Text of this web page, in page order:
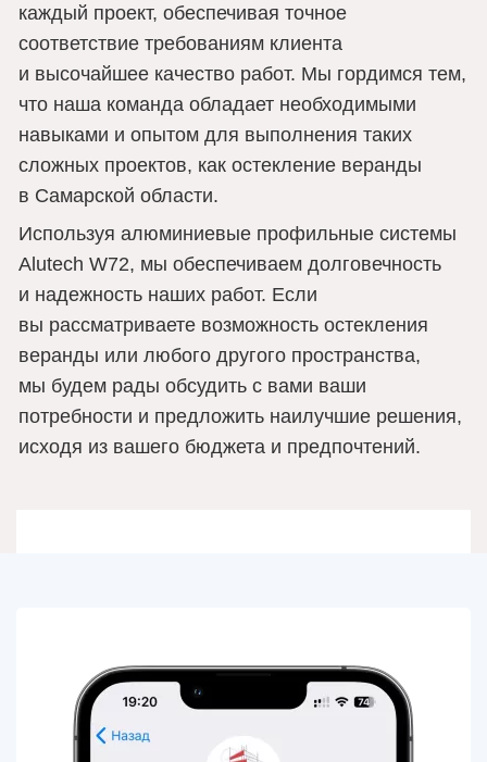
каждый проект, обеспечивая точное
соответствие требованиям клиента
и высочайшее качество работ. Мы гордимся тем,
что наша команда обладает необходимыми
навыками и опытом для выполнения таких
сложных проектов, как остекление веранды
в Самарской области.
Используя алюминиевые профильные системы
Alutech W72, мы обеспечиваем долговечность
и надежность наших работ. Если
вы рассматриваете возможность остекления
веранды или любого другого пространства,
мы будем рады обсудить с вами ваши
потребности и предложить наилучшие решения,
исходя из вашего бюджета и предпочтений.